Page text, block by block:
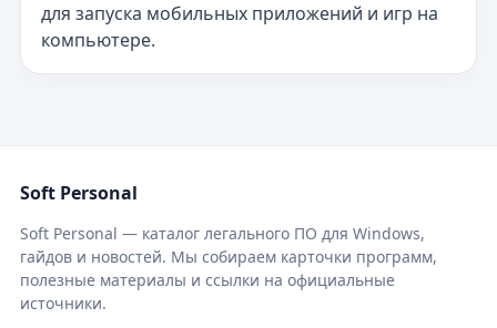
для запуска мобильных приложений и игр на
компьютере.
Soft Personal
Soft Personal — каталог легального ПО для Windows,
гайдов и новостей. Мы собираем карточки программ,
полезные материалы и ссылки на официальные
источники.